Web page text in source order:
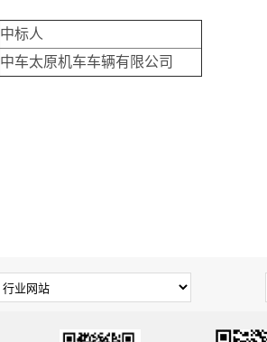
中标人
中车太原机车车辆有限公司